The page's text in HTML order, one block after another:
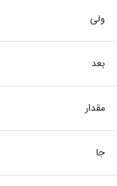
ولی
بعد
مقدار
جا